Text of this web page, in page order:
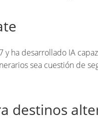
ha desarrollado IA
sea cuestión de
destinos